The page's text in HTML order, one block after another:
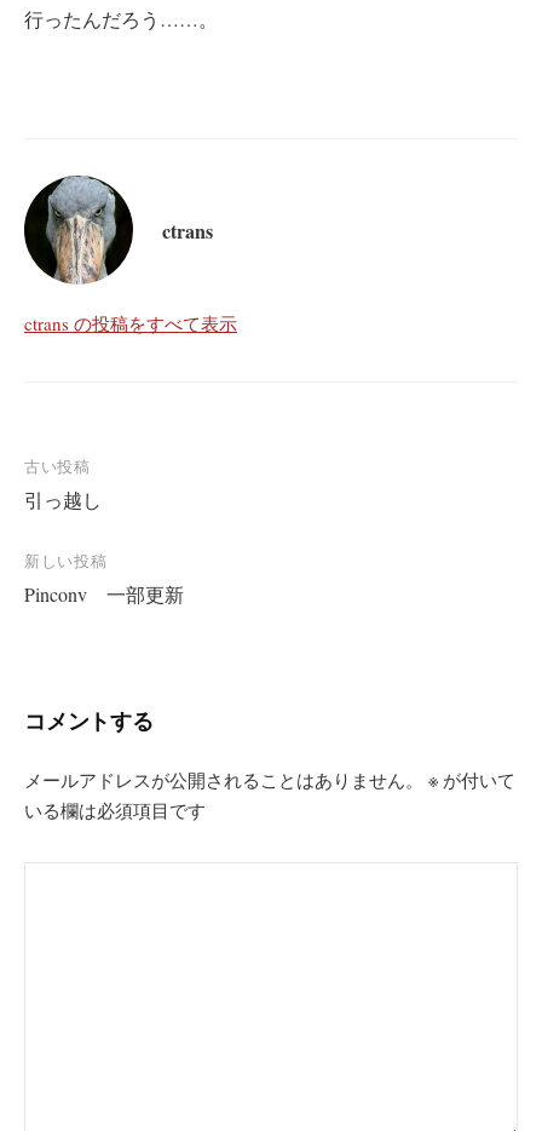
行ったんだろう……。
ctrans
ctrans の投稿をすべて表示
投
稿
ナ
ビ
ョ
古い投稿
引っ越し
新しい投稿
Pinconv 一部更新
コメントする
メールアドレスが公開されることはありません。 ※ が付いて
いる欄は必須項目です